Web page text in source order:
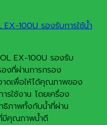
EX-100U รองรับการใช้น้ำ
EX-100U รองรับ
องที่ผ่านการกรอง
าดเพื่อให้ได้คุณภาพของ
รใช้งาน โดยเครื่อง
ธิภาพทั้งกับน้ำที่ผ่าน
มีคุณภาพน้ำดี